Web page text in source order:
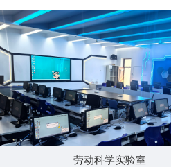
劳动科学实验室